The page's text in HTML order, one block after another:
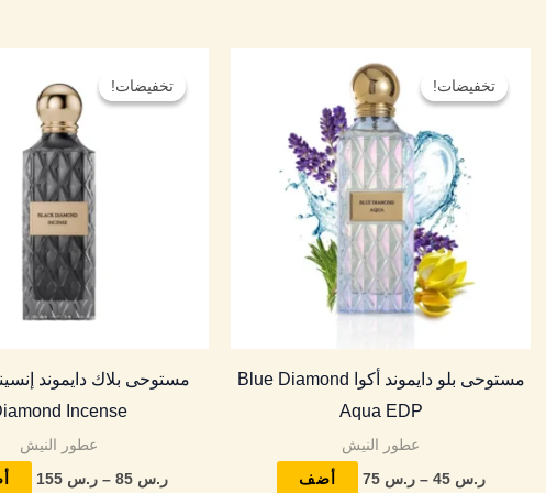
تخفيضات!
تخفيضات!
مستوحى بلو دايموند أكوا Blue Diamond
Aqua EDP
عطور النيش
ر.س 45
–ر.س 75
السعر:
من
خلال
⁦ر.س 75⁩
أضف
الخيارات
على
تخفيضات!
تخفيضات!
Incense
عطور النيش
ر.س 85
–ر.س 155
من
⁦ر.س 155⁩